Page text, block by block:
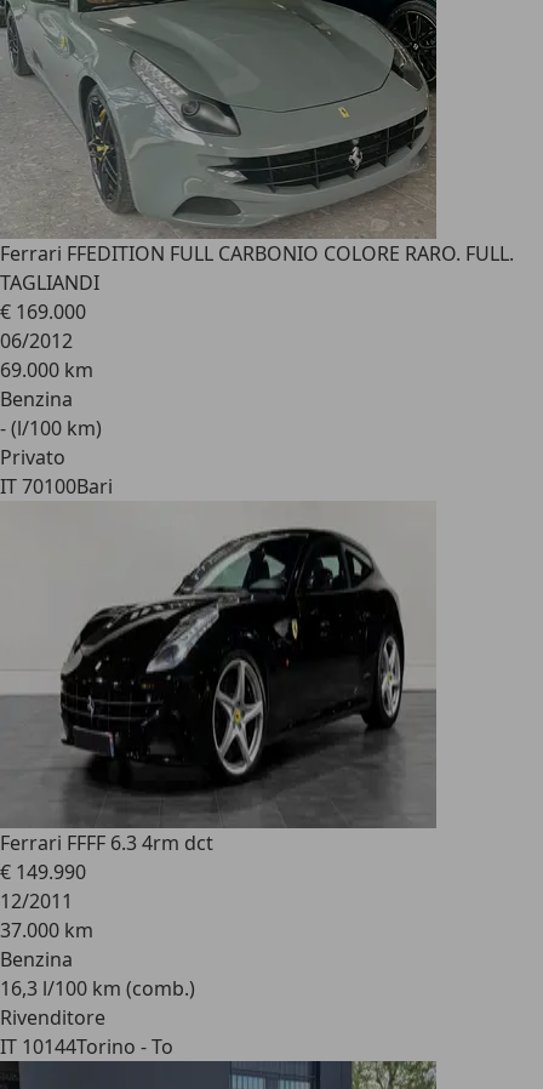
Ferrari FFEDITION FULL CARBONIO COLORE RARO. FULL.
TAGLIANDI
€ 169.000
06/2012
69.000 km
Benzina
- (l/100 km)
Privato
IT 70100Bari
Ferrari FFFF 6.3 4rm dct
€ 149.990
12/2011
37.000 km
Benzina
16,3 l/100 km (comb.)
Rivenditore
IT 10144Torino - To